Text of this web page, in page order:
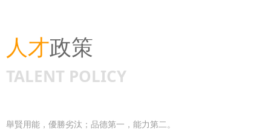
人才政策
TALENT POLICY
舉賢用能，優勝劣汰；品德第一，能力第二。